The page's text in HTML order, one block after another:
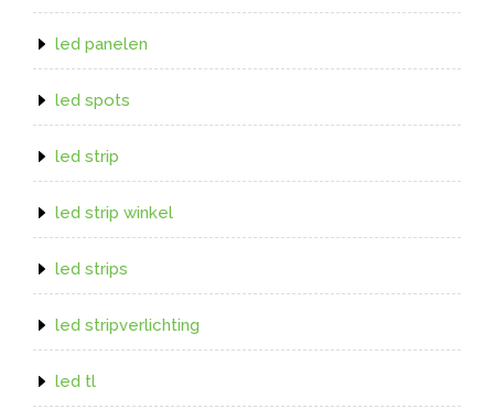
led panelen
led spots
led strip
led strip winkel
led strips
led stripverlichting
led tl